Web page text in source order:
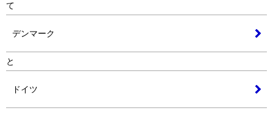
て
デンマーク
と
ドイツ